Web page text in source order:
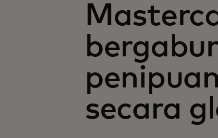
secara